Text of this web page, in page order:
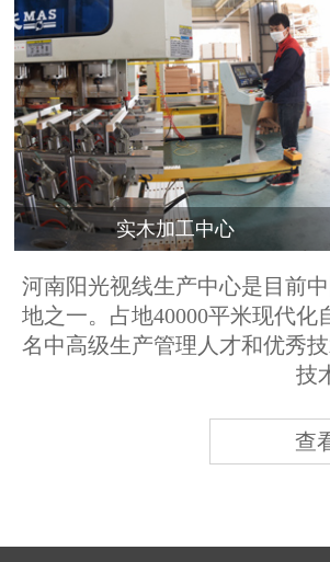
实木加工中心
河南阳光视线生产中心是目前
地之一。占地40000平米现代化
名中高级生产管理人才和优秀
技
查